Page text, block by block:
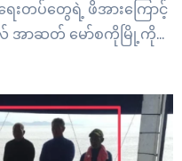
တပ်တွေရဲ့ ဖိအားကြောင့်
အာဆတ် မော်စကိုမြို့ကို
းယားမှာ…